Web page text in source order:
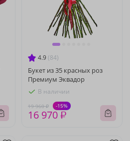
4.9 (84)
Букет из 35 красных роз
Премиум Эквадор
В наличии
19 960 ₽ -15%
16 970 ₽